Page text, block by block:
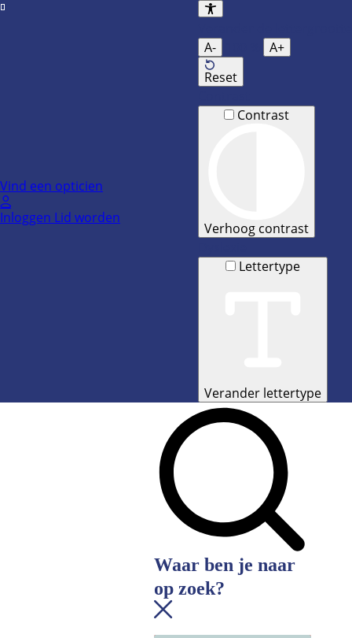
Ga
Vind een opticien
Inloggen Lid worden
A-
A+
Reset
Contrast
Verhoog contrast
Lettertype
Verander lettertype
Waar ben je naar
op zoek?